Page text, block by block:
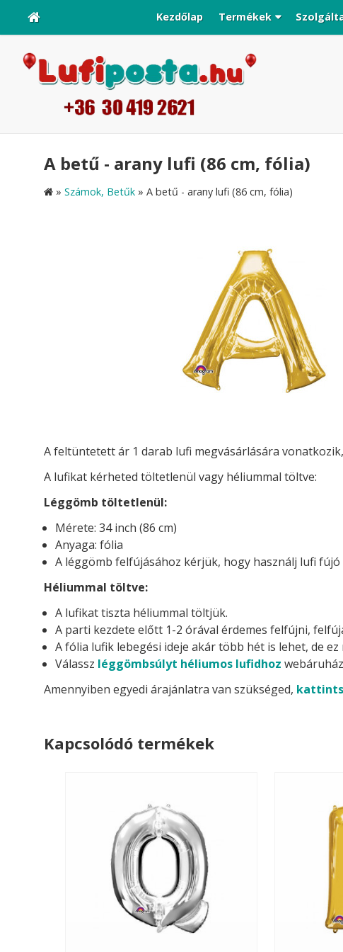
Kezdőlap Termékek
A betű - arany lufi (86 cm, fólia)
» Számok, Betűk » A betű - arany lufi (86 cm, fólia)
A feltüntetett ár 1 darab lufi megvásárlására
A lufikat kérheted töltetlenül vagy héliummal töltve:
Léggömb töltetlenül:
Mérete: 34 inch (86 cm)
Anyaga: fólia
A léggömb felfújásához kérjük, hogy használj lufi
Héliummal töltve:
A lufikat tiszta héliummal töltjük.
A parti kezdete előtt 1-2 órával érdemes felfújni,
A fólia lufik lebegési ideje akár több hét is lehet, de
Válassz léggömbsúlyt héliumos lufidhoz
Amennyiben egyedi árajánlatra van szükséged,
Kapcsolódó termékek